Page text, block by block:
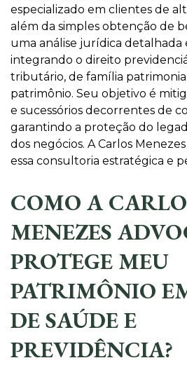
especializado em clientes de
além da simples obtenção de
uma análise jurídica detalhada
integrando o direito
tributário, de família
patrimônio. Seu objetivo é
e sucessórios decorrentes de
garantindo a proteção do
dos negócios. A Carlos
essa consultoria estratégica e
COMO A
MENEZES
PROTEGE MEU
PATRIMÔNIO
DE SAÚDE E
PREVIDÊNCIA?